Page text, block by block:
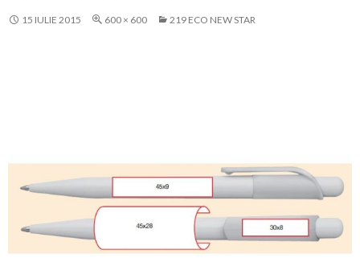
15 IULIE 2015 600 × 600 219 ECO NEW STAR